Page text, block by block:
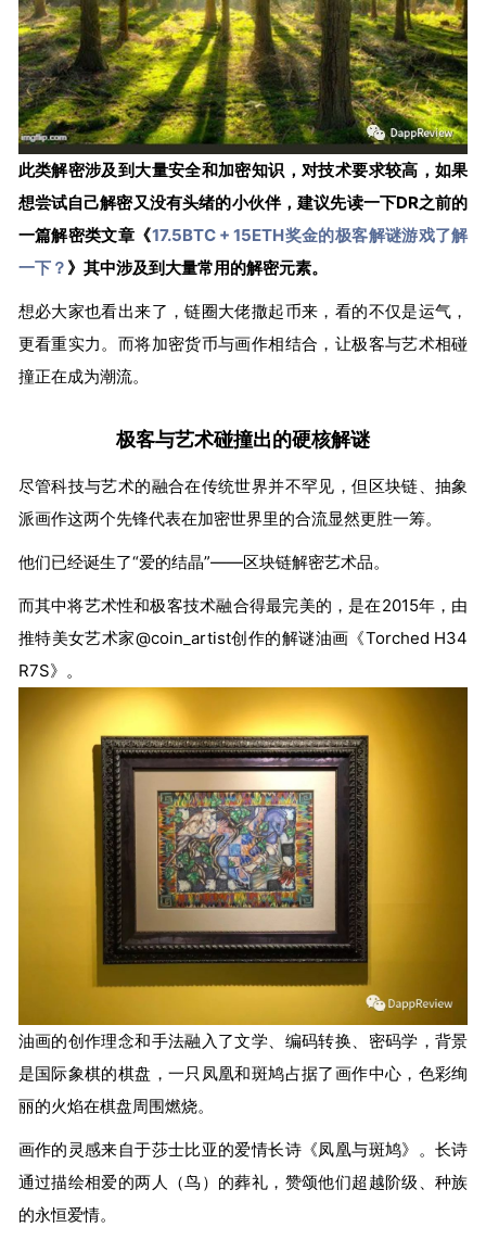
此类解密涉及到大量安全和加密知识，对技术要求较高，如果
想尝试自己解密又没有头绪的小伙伴，建议先读一下DR之前的
一篇解密类文章《17.5BTC + 15ETH奖金的极客解谜游戏了解
一下？ 》其中涉及到大量常用的解密元素。
想必大家也看出来了，链圈大佬撒起币来，看的不仅是运气，
更看重实力。而将加密货币与画作相结合，让极客与艺术相碰
撞正在成为潮流。
极客与艺术碰撞出的硬核解谜
尽管科技与艺术的融合在传统世界并不罕见，但区块链、抽象
派画作这两个先锋代表在加密世界里的合流显然更胜一筹。
他们已经诞生了“爱的结晶”——区块链解密艺术品。
而其中将艺术性和极客技术融合得最完美的，是在2015年，由
推特美女艺术家@coin_artist创作的解谜油画《Torched H34
R7S》。
油画的创作理念和手法融入了文学、编码转换、密码学，背景
是国际象棋的棋盘，一只凤凰和斑鸠占据了画作中心，色彩绚
丽的火焰在棋盘周围燃烧。
画作的灵感来自于莎士比亚的爱情长诗《凤凰与斑鸠》。长诗
通过描绘相爱的两人（鸟）的葬礼，赞颂他们超越阶级、种族
的永恒爱情。